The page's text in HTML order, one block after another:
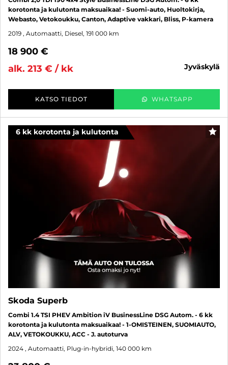
korotonta ja kulutonta maksuaikaa! - Suomi-auto, Huoltokirja,
Webasto, Vetokoukku, Canton, Adaptive vakkari, Bliss, P-kamera
2019 , Automaatti, Diesel, 191 000 km
18 900 €
alk. 213 € / kk
jyväskylä
KATSO TIEDOT WHATSAPP
6 kk korotonta ja kulutonta
Skoda Superb
Combi 1.4 TSI PHEV Ambition iV BusinessLine DSG Autom. - 6 kk
korotonta ja kulutonta maksuaikaa! - 1-OMISTEINEN, SUOMIAUTO,
ALV, VETOKOUKKU, ACC - J. autoturva
2024 , Automaatti, Plug-in-hybridi, 140 000 km